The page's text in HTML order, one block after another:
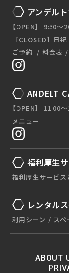
アンデル
【OPEN】 9:30
【CLOSED】日祝
ご予約
料金表
ANDELT
【OPEN】 11:00
メニュー
福利厚生
福利厚生サービス
レンタル
利用シーン スペ
ABOUT